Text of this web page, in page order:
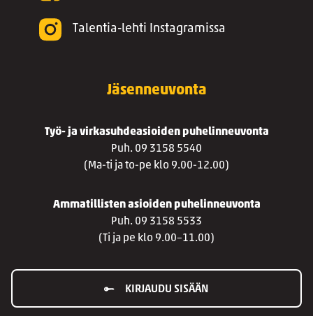
Talentia-lehti Instagramissa
Jäsenneuvonta
Työ- ja virkasuhdeasioiden puhelinneuvonta
Puh. 09 3158 5540
(Ma-ti ja to-pe klo 9.00-12.00)
Ammatillisten asioiden puhelinneuvonta
Puh. 09 3158 5533
(Ti ja pe klo 9.00–11.00)
KIRJAUDU SISÄÄN